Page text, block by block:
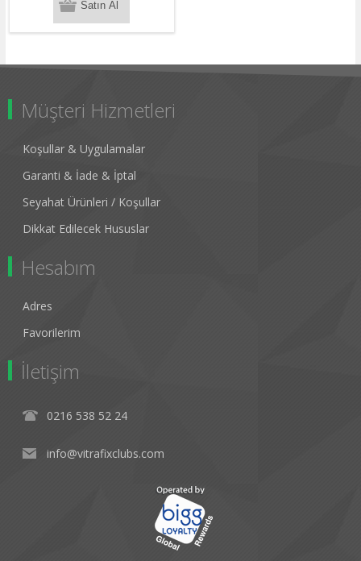
Müşteri Hizmetleri
Koşullar & Uygulamalar
Garanti & İade & İptal
Seyahat Ürünleri / Koşullar
Dikkat Edilecek Hususlar
Hesabım
Adres
Favorilerim
İletişim
0216 538 52 24
info@vitrafixclubs.com